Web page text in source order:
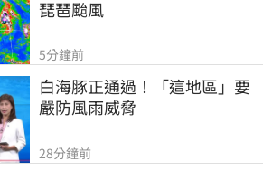
琵琶颱風
5分鐘前
白海豚正通過！「這地區」要
嚴防風雨威脅
28分鐘前